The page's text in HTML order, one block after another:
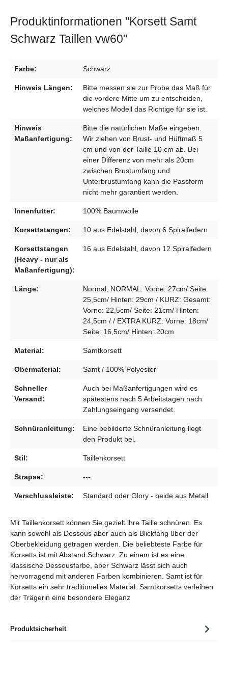
Produktsicherheit
Produktinformationen "Korsett Samt
Schwarz Taillen vw60"
Farbe: Schwarz
Hinweis Längen:
Bitte messen sie zur Probe das Maß für
die vordere Mitte um zu entscheiden,
welches Modell das Richtige für sie ist.
Hinweis
Maßanfertigung:
Bitte die natürlichen Maße eingeben.
Wir ziehen von Brust- und Hüftmaß 5
cm und von der Taille 10 cm ab. Bei
einer Differenz von mehr als 20cm
zwischen Brustumfang und
Unterbrustumfang kann die Passform
nicht mehr garantiert werden.
Innenfutter: 100% Baumwolle
Korsettstangen: 10 aus Edelstahl, davon 6 Spiralfedern
Korsettstangen
(Heavy - nur als
Maßanfertigung):
16 aus Edelstahl, davon 12 Spiralfedern
Länge:
Normal, NORMAL: Vorne: 27cm/ Seite:
25,5cm/ Hinten: 29cm / KURZ: Gesamt:
Vorne: 22,5cm/ Seite: 21cm/ Hinten:
24,5cm / / EXTRA KURZ: Vorne: 18cm/
Seite: 16,5cm/ Hinten: 20cm
Material: Samtkorsett
Obermaterial: Samt / 100% Polyester
Schneller
Versand:
Auch bei Maßanfertigungen wird es
spätestens nach 5 Arbeitstagen nach
Zahlungseingang versendet.
Schnüranleitung:
Eine bebilderte Schnüranleitung liegt
den Produkt bei.
Stil: Taillenkorsett
Strapse: ---
Verschlussleiste: Standard oder Glory - beide aus Metall
Mit Taillenkorsett können Sie gezielt ihre Taille schnüren. Es
kann sowohl als Dessous aber auch als Blickfang über der
Oberbekleidung getragen werden. Die beliebteste Farbe für
Korsetts ist mit Abstand Schwarz. Zu einem ist es eine
klassische Dessousfarbe, aber Schwarz lässt sich auch
hervorragend mit anderen Farben kombinieren. Samt ist für
Korsetts ein sehr traditionelles Material. Samtkorsetts verleihen
der Trägerin eine besondere Eleganz